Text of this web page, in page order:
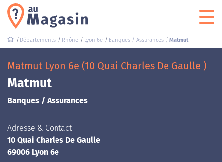
Départements Rhône Lyon 6e Banques / Assurances Matmut
Matmut Lyon 6e (10 Quai Charles De Gaulle )
Matmut
Banques / Assurances
Adresse & Contact
10 Quai Charles De Gaulle
69006 Lyon 6e